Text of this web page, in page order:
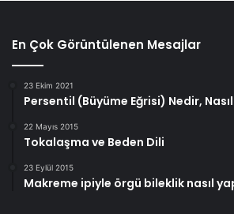
En Çok Görüntülenen Mesajlar
23 Ekim 2021
Persentil (Büyüme Eğrisi) Nedir,
22 Mayıs 2015
Tokalaşma ve Beden Dili
23 Eylül 2015
Makreme ipiyle örgü bileklik nasıl